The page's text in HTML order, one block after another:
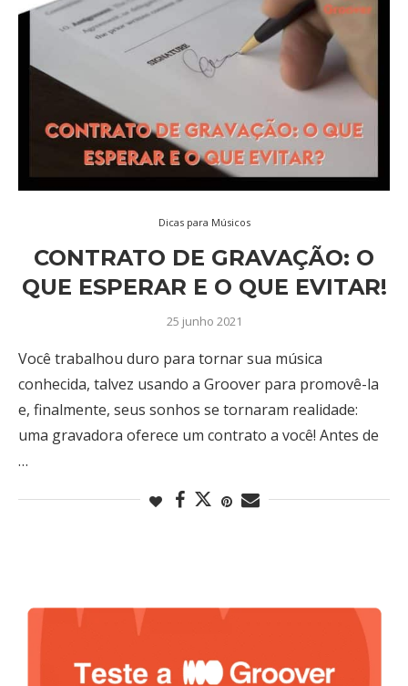
Dicas para Músicos
CONTRATO DE GRAVAÇÃO: O
QUE ESPERAR E O QUE EVITAR!
25 junho 2021
Você trabalhou duro para tornar sua música
conhecida, talvez usando a Groover para promovê-la
e, finalmente, seus sonhos se tornaram realidade:
uma gravadora oferece um contrato a você! Antes de
…